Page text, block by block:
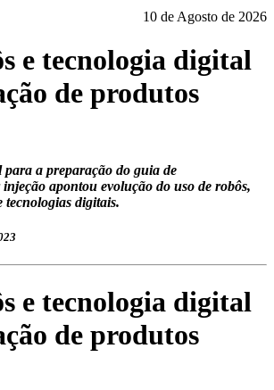
10 de Agosto de 2026
e tecnologia digital
de produtos
a preparação do guia de
apontou evolução do uso de robôs,
digitais.
e tecnologia digital
de produtos